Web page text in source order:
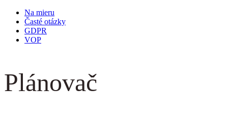
Na mieru
Časté otázky
GDPR
VOP
Plánovač